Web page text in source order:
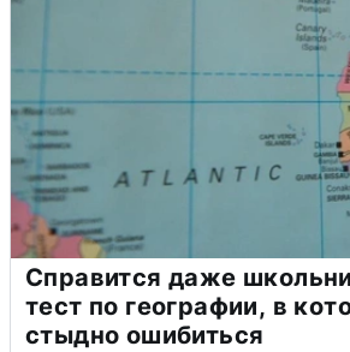
Справится даже
тест по географии, в
стыдно ошибиться